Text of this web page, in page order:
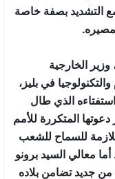
مع التشديد بصفة خاصة
الخارجية
في بليز،
الذي طال
المتكررة للأمم
للسماح للشعب
معالي السيد برونو
من جديد تضامن بلاده